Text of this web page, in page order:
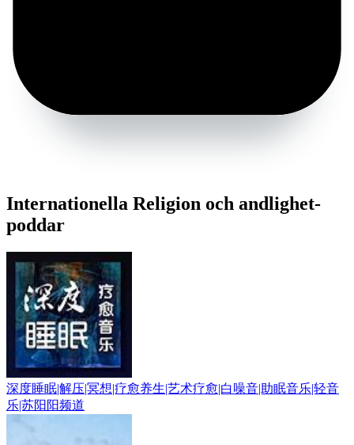
Internationella Religion och andlighet-
poddar
深度睡眠|解压|冥想|疗愈养生|艺术疗愈|白噪音|助眠音乐|轻音
乐|苏阳阳频道